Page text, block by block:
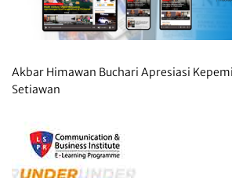
Akbar Himawan Buchari Apresiasi
Setiawan